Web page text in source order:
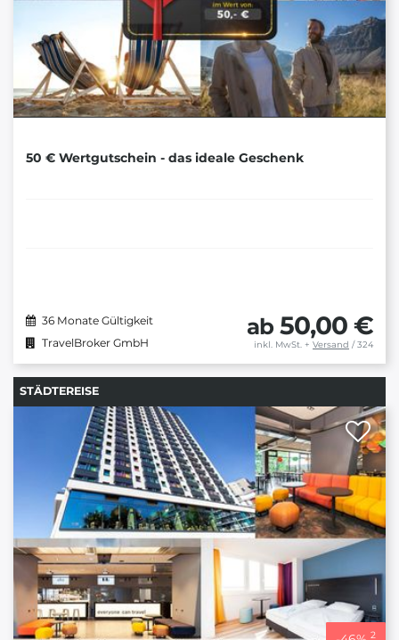
50 € Wertgutschein - das ideale Geschenk
36 Monate Gültigkeit
TravelBroker GmbH
ab 50,00 €
inkl. MwSt. + Versand / 324
STÄDTEREISE
2